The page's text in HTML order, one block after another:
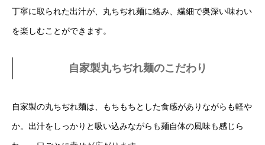
丁寧に取られた出汁が、丸ちぢれ麺に絡み、繊細で奥深い味わい
を楽しむことができます。
自家製丸ちぢれ麺のこだわり
自家製の丸ちぢれ麺は、もちもちとした食感がありながらも軽や
か。出汁をしっかりと吸い込みながらも麺自体の風味も感じら